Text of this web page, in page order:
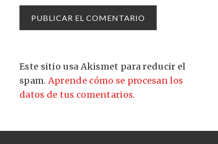
Este sitio usa Akismet para reducir el
spam.Aprende cómo se procesan los
datos de tus comentarios.